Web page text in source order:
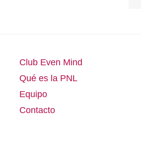
Club Even Mind
Qué es la PNL
Equipo
Contacto